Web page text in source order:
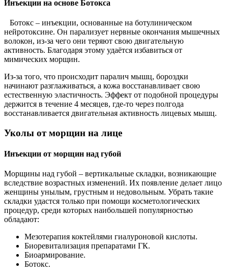
Инъекции на основе Ботокса
Ботокс – инъекции, основанные на ботулиническом
нейротоксине. Он парализует нервные окончания мышечных
волокон, из-за чего они теряют свою двигательную
активность. Благодаря этому удаётся избавиться от
мимических морщин.
Из-за того, что происходит паралич мышц, бороздки
начинают разглаживаться, а кожа восстанавливает свою
естественную эластичность. Эффект от подобной процедуры
держится в течение 4 месяцев, где-то через полгода
восстанавливается двигательная активность лицевых мышц.
Уколы от морщин на лице
Инъекции от морщин над губой
Морщины над губой – вертикальные складки, возникающие
вследствие возрастных изменений. Их появление делает лицо
женщины унылым, грустным и недовольным. Убрать такие
складки удастся только при помощи косметологических
процедур, среди которых наибольшей популярностью
обладают:
Мезотерапия коктейлями гиалуроновой кислоты.
Биоревитализация препаратами ГК.
Биоармирование.
Ботокс.